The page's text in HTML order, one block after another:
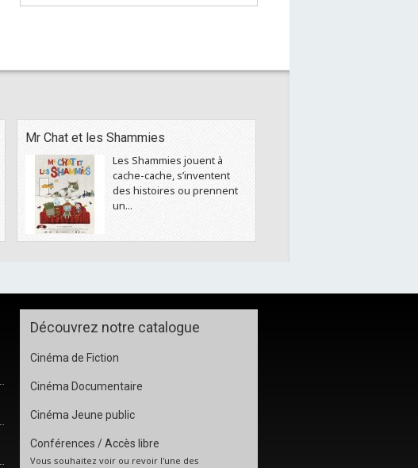
Mr Chat et les Shammies
Les Shammies jouent à
cache-cache, s’inventent
des histoires ou prennent
un...
Découvrez notre catalogue
Cinéma de Fiction
Cinéma Documentaire
Cinéma Jeune public
Conférences / Accès libre
Vous souhaitez voir ou revoir l'une des